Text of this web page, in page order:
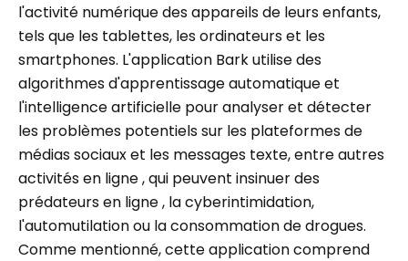
l'activité numérique des appareils de leurs enfants,
tels que les tablettes, les ordinateurs et les
smartphones. L'application Bark utilise des
algorithmes d'apprentissage automatique et
l'intelligence artificielle pour analyser et détecter
les problèmes potentiels sur les plateformes de
médias sociaux et les messages texte, entre autres
activités en ligne , qui peuvent insinuer des
prédateurs en ligne , la cyberintimidation,
l'automutilation ou la consommation de drogues.
Comme mentionné, cette application comprend